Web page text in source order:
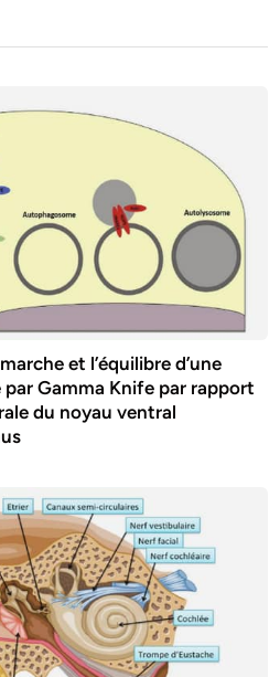
et l’équilibre d’une
Gamma Knife par rapport
du noyau ventral